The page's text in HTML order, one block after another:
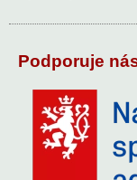
Podporuje